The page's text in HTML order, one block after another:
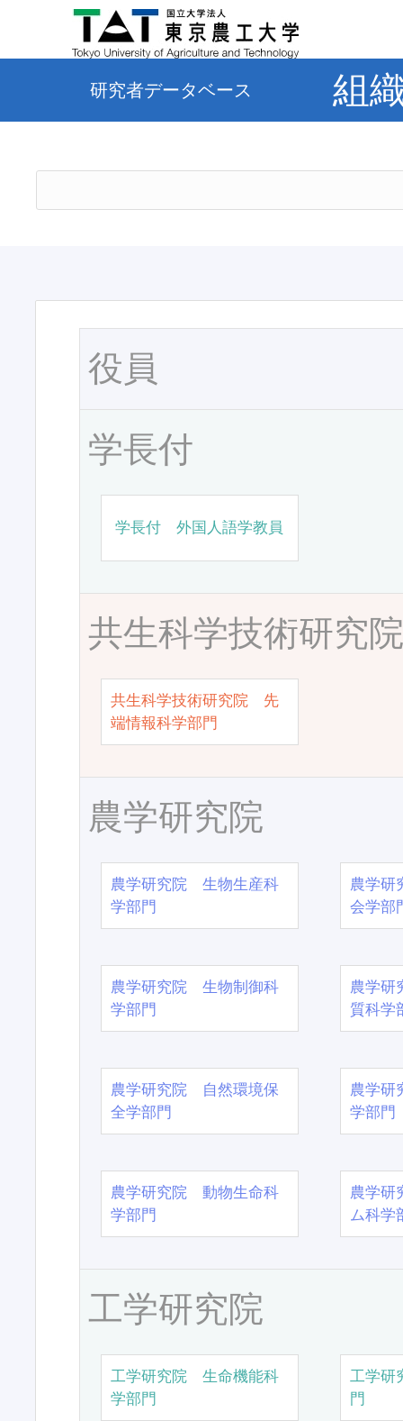
研究者データベース 組
役員
学長付
学長付 外国人語学教員
共生科学技術研究
共生科学技術研究院 先
端情報科学部門
農学研究院
農学研究院 生物生産科
学部門
農学
会学部
農学研究院 生物制御科
学部門
農学
質科学
農学研究院 自然環境保
全学部門
農学
学部門
農学研究院 動物生命科
学部門
農学
ム科学
工学研究院
工学研究院 生命機能科
学部門
工学研
門